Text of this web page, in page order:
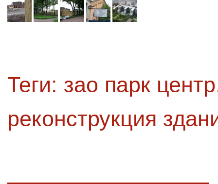
Теги: зао парк центр
реконструкция